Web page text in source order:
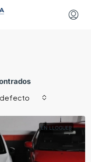
EN LLOGUER